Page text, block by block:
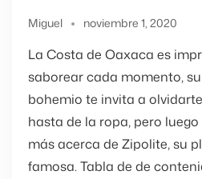
Miguel noviembre 1, 2020
La Costa de Oaxaca es
saborear cada momento,
bohemio te invita a
hasta de la ropa, pero
más acerca de Zipolite, su
famosa. Tabla de de